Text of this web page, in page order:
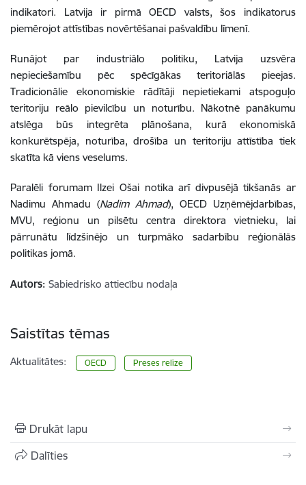
indikatori. Latvija ir pirmā OECD valsts, šos indikatorus
piemērojot attīstības novērtēšanai pašvaldību līmenī.
Runājot par industriālo politiku, Latvija uzsvēra
nepieciešamību pēc spēcīgākas teritoriālās pieejas.
Tradicionālie ekonomiskie rādītāji nepietiekami atspoguļo
teritoriju reālo pievilcību un noturību. Nākotnē panākumu
atslēga būs integrēta plānošana, kurā ekonomiskā
konkurētspēja, noturība, drošība un teritoriju attīstība tiek
skatīta kā viens veselums.
Paralēli forumam Ilzei Ošai notika arī divpusējā tikšanās ar
Nadimu Ahmadu (Nadim Ahmad), OECD Uzņēmējdarbības,
MVU, reģionu un pilsētu centra direktora vietnieku, lai
pārrunātu līdzšinējo un turpmāko sadarbību reģionālās
politikas jomā.
Autors: Sabiedrisko attiecību nodaļa
Saistītas tēmas
Aktualitātes: OECD Preses relīze
Drukāt lapu
Dalīties